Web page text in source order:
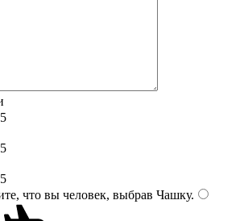
5
5
5
что вы человек, выбрав Чашку.